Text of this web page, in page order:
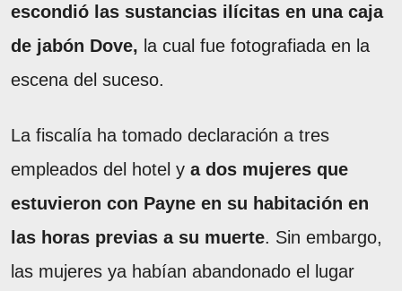
escondió las sustancias ilícitas en una caja
de jabón Dove, la cual fue fotografiada en la
escena del suceso.
La fiscalía ha tomado declaración a tres
empleados del hotel y a dos mujeres que
estuvieron con Payne en su habitación en
las horas previas a su muerte. Sin embargo,
las mujeres ya habían abandonado el lugar